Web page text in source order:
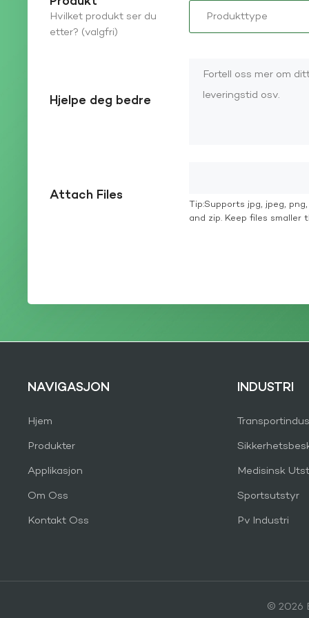
Hvilket produkt ser du
etter? (valgfri)
Hjelpe deg bedre
Attach Files
Tip:Supports jpg, jpeg,
and zip. Keep files smaller
NAVIGASJON
Hjem
Produkter
Applikasjon
Om Oss
Kontakt Oss
INDUSTRI
Medisinsk
Sportsutstyr
Pv Industri
© 2026